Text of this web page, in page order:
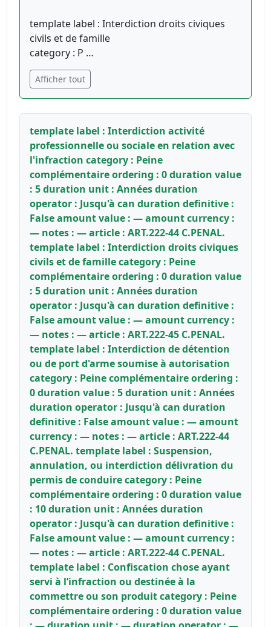
template label : Interdiction droits civiques
civils et de famille
category : P …
Afficher tout
template label : Interdiction activité
professionnelle ou sociale en relation avec
l'infraction category : Peine
complémentaire ordering : 0 duration value
: 5 duration unit : Années duration
operator : Jusqu'à can duration definitive :
False amount value : — amount currency :
— notes : — article : ART.222-44 C.PENAL.
template label : Interdiction droits civiques
civils et de famille category : Peine
complémentaire ordering : 0 duration value
: 5 duration unit : Années duration
operator : Jusqu'à can duration definitive :
False amount value : — amount currency :
— notes : — article : ART.222-45 C.PENAL.
template label : Interdiction de détention
ou de port d'arme soumise à autorisation
category : Peine complémentaire ordering :
0 duration value : 5 duration unit : Années
duration operator : Jusqu'à can duration
definitive : False amount value : — amount
currency : — notes : — article : ART.222-44
C.PENAL. template label : Suspension,
annulation, ou interdiction délivration du
permis de conduire category : Peine
complémentaire ordering : 0 duration value
: 10 duration unit : Années duration
operator : Jusqu'à can duration definitive :
False amount value : — amount currency :
— notes : — article : ART.222-44 C.PENAL.
template label : Confiscation chose ayant
servi à l’infraction ou destinée à la
commettre ou son produit category : Peine
complémentaire ordering : 0 duration value